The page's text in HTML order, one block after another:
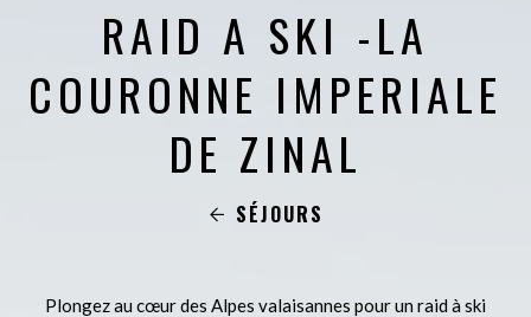
RAID A SKI -LA
COURONNE IMPERIALE
DE ZINAL
SÉJOURS
Plongez au cœur des Alpes valaisannes pour un raid à ski